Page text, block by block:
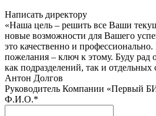
Написать директору
«Наша цель – решить все Ваши
новые возможности для Вашего
это качественно и
пожелания – ключ к этому. Буду рад
как подразделений, так и отдельных
Антон Долгов
Руководитель Компании «Первый
Ф.И.О.*